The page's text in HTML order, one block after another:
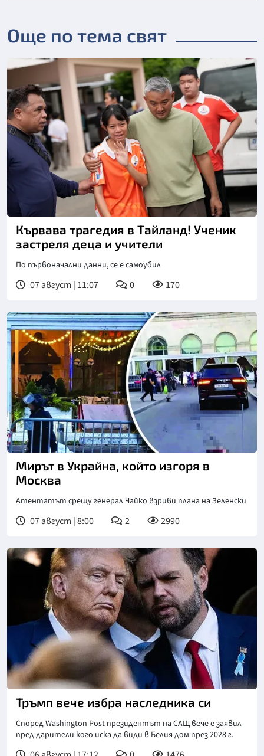
Още по тема свят
Снимка: БТА
Кървава трагедия в Тайланд! Ученик
застреля деца и учители
По първоначални данни, се е самоубил
07 август | 11:07 0 170
Мирът в Украйна, който изгоря в
Москва
Атентатът срещу генерал Чайко взриви плана на Зеленски
07 август | 8:00 2 2990
Тръмп вече избра наследника си
Според Washington Post президентът на САЩ вече е заявил
пред дарители кого иска да види в Белия дом през 2028 г.